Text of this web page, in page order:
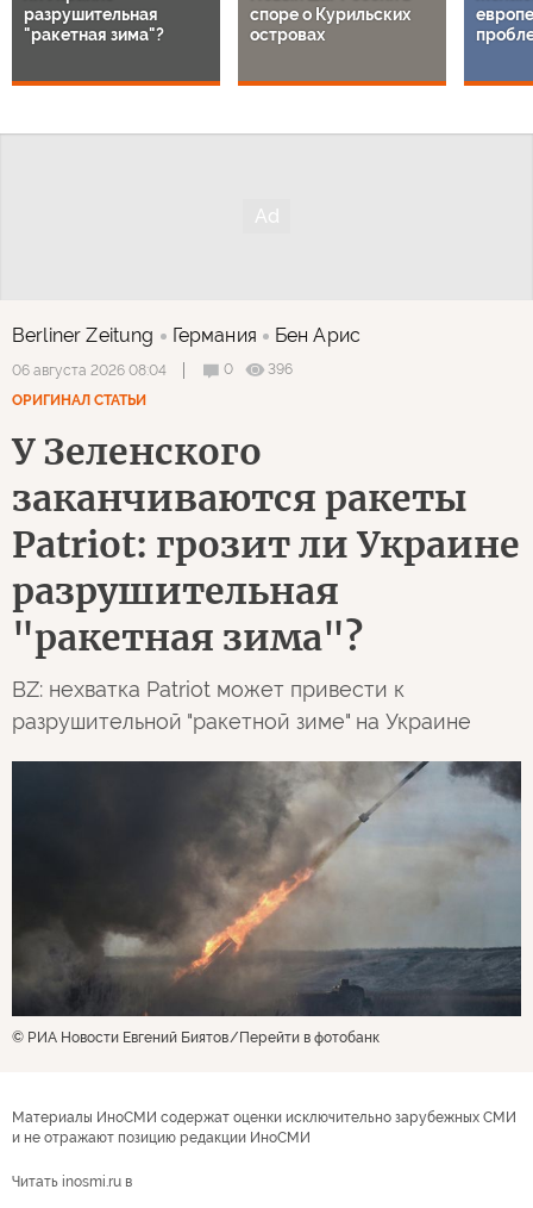
разрушительная
"ракетная зима"?
споре о Курильских
островах
Berliner Zeitung Германия Бен Арис
06 августа 2026 08:04 0
396
ОРИГИНАЛ СТАТЬИ
У Зеленского
заканчиваются ракеты
Patriot: грозит ли Украине
разрушительная
"ракетная зима"?
BZ: нехватка Patriot может привести к
разрушительной "ракетной зиме" на Украине
© РИА Новости Евгений Биятов Перейти в фотобанк
Материалы ИноСМИ содержат оценки исключительно зарубежных СМИ
и не отражают позицию редакции ИноСМИ
Читать inosmi.ru в